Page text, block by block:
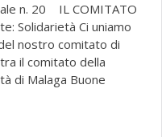
n. 20 IL COMITATO
Solidarietà Ci uniamo
nostro comitato di
il comitato della
di Malaga Buone